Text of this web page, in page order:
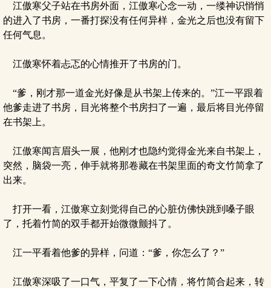
江傲寒父子站在书房外面，江傲寒心念一动，一缕神识悄悄
的进入了书房，一番打探没有任何异样，金光之后也没有留下
任何气息。
江傲寒怀着忐忑的心情推开了书房的门。
“爹，刚才那一道金光好像是从书架上传来的。”江一平跟着
他爹走进了书房，目光将整个书房扫了一遍，最后将目光停留
在书架上。
江傲寒闻言眉头一展，他刚才也隐约觉得金光来自书架上，
突然，脑袋一亮，伸手就将那卷藏在书架里面的奇文竹简拿了
出来。
打开一看，江傲寒立刻觉得自己的心脏仿佛快跳到嗓子眼
了，托着竹简的双手都开始微微颤抖了。
江一平看着他爹的异样，问道：“爹，你怎么了？”
江傲寒深吸了一口气，平复了一下心情，将竹简合起来，转